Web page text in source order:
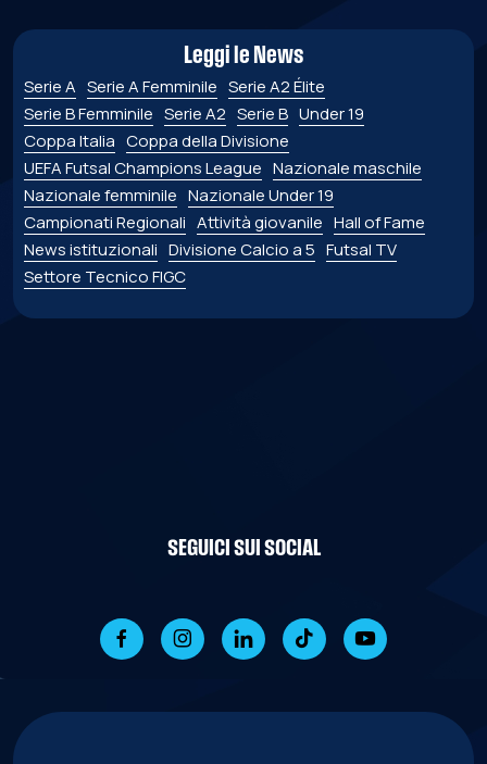
Leggi le News
Serie A Serie A Femminile Serie A2 Élite
Serie B Femminile Serie A2 Serie B Under 19
Coppa Italia Coppa della Divisione
UEFA Futsal Champions League Nazionale maschile
Nazionale femminile Nazionale Under 19
Campionati Regionali Attività giovanile Hall of Fame
News istituzionali Divisione Calcio a 5 Futsal TV
Settore Tecnico FIGC
SEGUICI SUI SOCIAL